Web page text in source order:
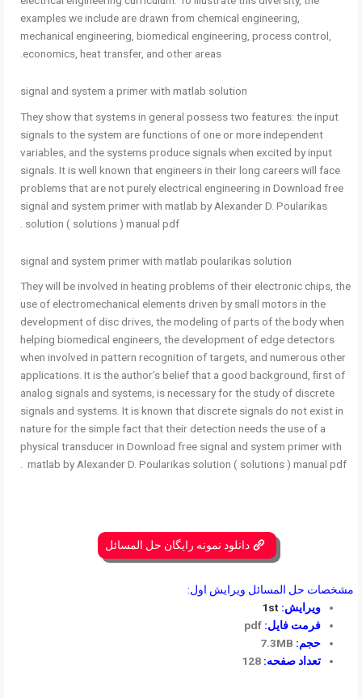
examples we include are drawn from chemical engineering,
mechanical engineering, biomedical engineering, process control,
economics, heat transfer, and other areas.
signal and system a primer with matlab solution
They show that systems in general possess two features: the input
signals to the system are functions of one or more independent
variables, and the systems produce signals when excited by input
signals. It is well known that engineers in their long careers will face
problems that are not purely electrical engineering in Download free
signal and system primer with matlab by Alexander D. Poularikas
solution ( solutions ) manual pdf .
signal and system primer with matlab poularikas solution
They will be involved in heating problems of their electronic chips, the
use of electromechanical elements driven by small motors in the
development of disc drives, the modeling of parts of the body when
helping biomedical engineers, the development of edge detectors
when involved in pattern recognition of targets, and numerous other
applications. It is the author’s belief that a good background, ﬁrst of
analog signals and systems, is necessary for the study of discrete
signals and systems. It is known that discrete signals do not exist in
nature for the simple fact that their detection needs the use of a
physical transducer in Download free signal and system primer with
matlab by Alexander D. Poularikas solution ( solutions ) manual pdf .
دانلود نمونه رایگان حل المسائل
مشخصات حل المسائل ویرایش اول:
ویرایش:1st
فرمت فایل: pdf
حجم:
تعداد صفحه: 128